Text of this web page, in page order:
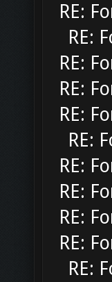
RE:
RE:
RE:
RE:
RE:
RE:
RE:
RE:
RE:
RE:
RE: